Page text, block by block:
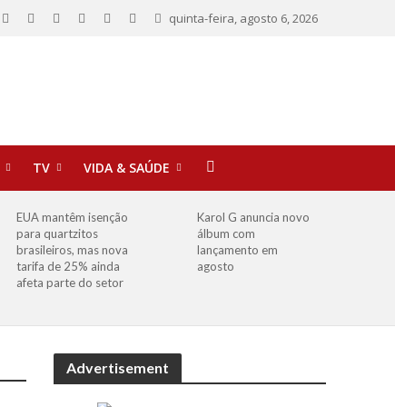
quinta-feira, agosto 6, 2026
TV VIDA & SAÚDE
EUA mantêm isenção
para quartzitos
brasileiros, mas nova
tarifa de 25% ainda
afeta parte do setor
Karol G anuncia novo
álbum com
lançamento em
agosto
Advertisement